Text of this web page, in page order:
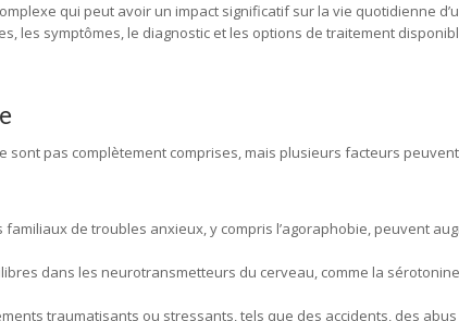
qui peut avoir un impact significatif sur la vie quotidienne
les symptômes, le diagnostic et les options de traitement
sont pas complètement comprises, mais plusieurs facteurs
familiaux de troubles anxieux, y compris l’agoraphobie, peuvent
dans les neurotransmetteurs du cerveau, comme la
traumatisants ou stressants, tels que des accidents, des